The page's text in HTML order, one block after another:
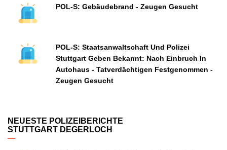
POL-S: Gebäudebrand - Zeugen Gesucht
POL-S: Staatsanwaltschaft Und Polizei
Stuttgart Geben Bekannt: Nach Einbruch In
Autohaus - Tatverdächtigen Festgenommen -
Zeugen Gesucht
NEUESTE POLIZEIBERICHTE
STUTTGART DEGERLOCH